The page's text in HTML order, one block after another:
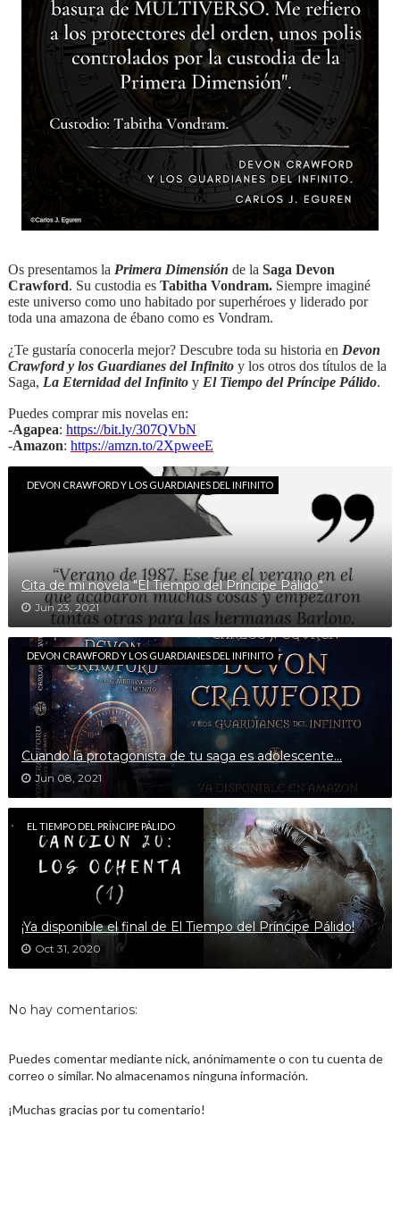
Os presentamos la Primera Dimensión de la Saga Devon
Crawford. Su custodia es Tabitha Vondram. Siempre imaginé
este universo como uno habitado por superhéroes y liderado por
toda una amazona de ébano como es Vondram.
¿Te gustaría conocerla mejor? Descubre toda su historia en Devon
Crawford y los Guardianes del Infinitoy los otros dos títulos de la
Saga, La Eternidad del InfinitoyEl Tiempo del Príncipe Pálido.
Puedes comprar mis novelas en:
-Agapea: https://bit.ly/307QVbN
-Amazon: https://amzn.to/2XpweeE
DEVON CRAWFORD Y LOS GUARDIANES DEL INFINITO
Cita de mi novela "El Tiempo del Príncipe Pálido"
Jun 23, 2021
DEVON CRAWFORD Y LOS GUARDIANES DEL INFINITO
Cuando la protagonista de tu saga es adolescente...
Jun 08, 2021
EL TIEMPO DEL PRÍNCIPE PÁLIDO
¡Ya disponible el final de El Tiempo del Príncipe Pálido!
Oct 31, 2020
No hay comentarios:
Puedes comentar mediante nick, anónimamente o con tu cuenta de
correo o similar. No almacenamos ninguna información.
¡Muchas gracias por tu comentario!